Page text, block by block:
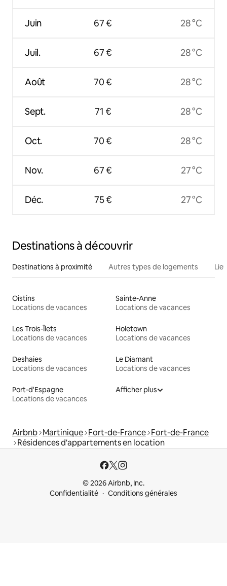
Juin
Juil.
Août
Sept.
Oct.
Nov.
Déc.
67 €
67 €
70 €
71 €
70 €
67 €
75 €
28 °C
28 °C
28 °C
28 °C
28 °C
27 °C
27 °C
Destinations à découvrir
Destinations à proximité Autres types de logements
Oistins
Locations de vacances
Sainte-Anne
Locations de vacances
Les Trois-Îlets
Locations de vacances
Holetown
Locations de vacances
Deshaies
Locations de vacances
Le Diamant
Locations de vacances
Port-d'Espagne
Locations de vacances
Afficher plus
Airbnb Martinique Fort-de-France Fort-de-France
Résidences d'appartements en location
© 2026 Airbnb, Inc.
Confidentialité
Conditions générales